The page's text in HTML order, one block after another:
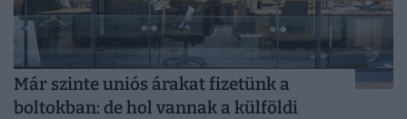
Már szinte uniós árakat fizetünk a
boltokban: de hol vannak a külföldi